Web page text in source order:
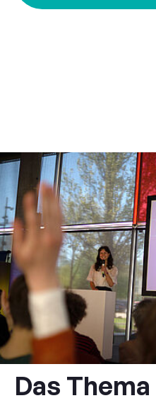
Das Thema